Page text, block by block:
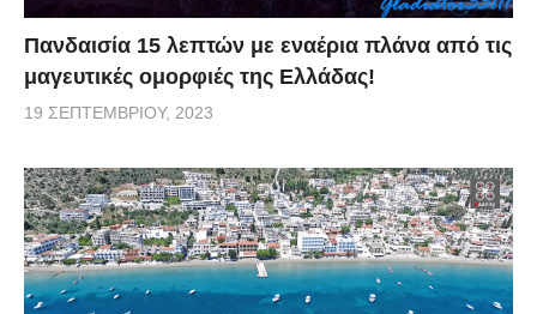
Πανδαισία 15 λεπτών με εναέρια πλάνα από τις
μαγευτικές ομορφιές της Ελλάδας!
19 ΣΕΠΤΕΜΒΡΊΟΥ, 2023